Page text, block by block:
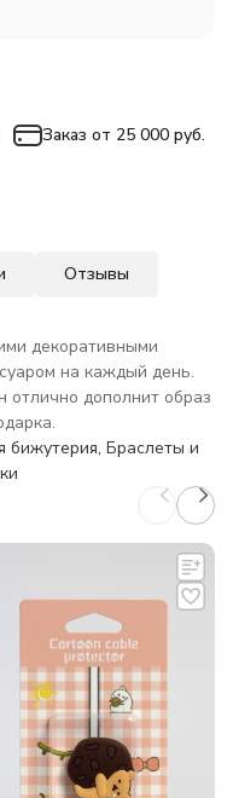
Заказ от 25 000 руб.
Отзывы
декоративными
на каждый день.
отлично дополнит образ
бижутерия, Браслеты и